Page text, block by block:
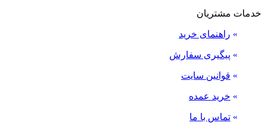
خدمات مشتریان
» راهنمای خرید
» پیگیری سفارش
» قوانین سایت
» خرید عمده
» تماس با ما